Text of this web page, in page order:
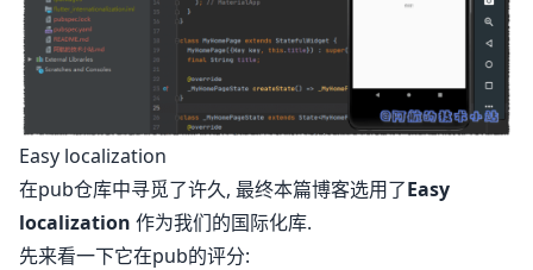
Easy localization
在pub仓库中寻觅了许久, 最终本篇博客选用了Easy
localization 作为我们的国际化库.
先来看一下它在pub的评分: